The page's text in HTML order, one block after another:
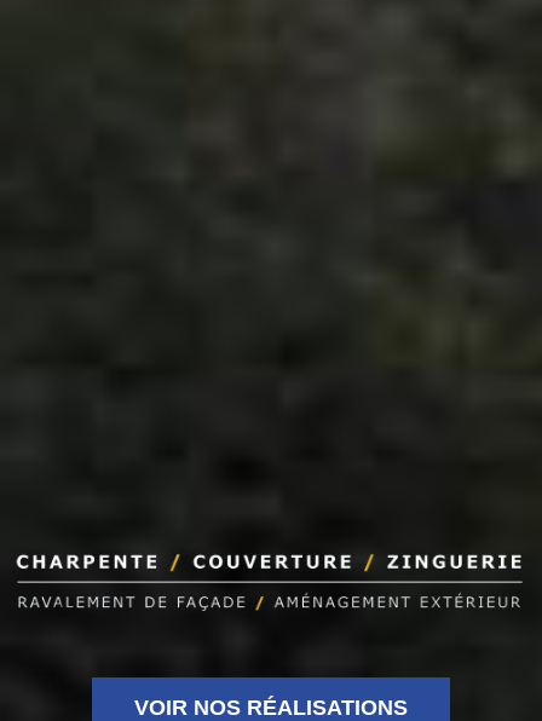
VOIR NOS RÉALISATIONS